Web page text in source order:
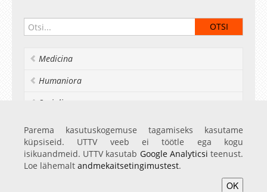
Medicina
Humaniora
Socialia
Realia et naturalia
Ülikoolist veel
Parema kasutuskogemuse tagamiseks kasutame
küpsiseid. UTTV veeb ei töötle ega kogu
isikuandmeid. UTTV kasutab Google Analyticsi teenust.
Loe lähemalt andmekaitsetingimustest.
OK